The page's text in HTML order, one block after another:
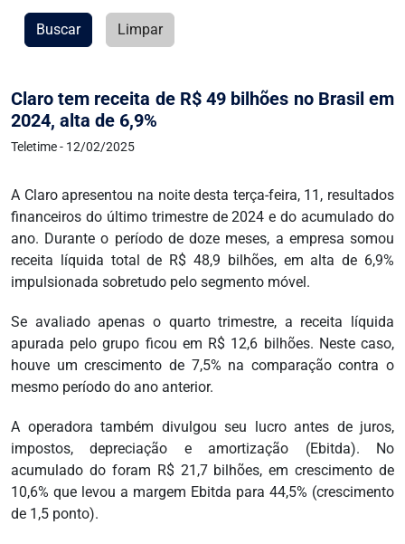
Claro tem receita de R$ 49 bilhões no Brasil em
2024, alta de 6,9%
Teletime - 12/02/2025
A Claro apresentou na noite desta terça-feira, 11, resultados
financeiros do último trimestre de 2024 e do acumulado do
ano. Durante o período de doze meses, a empresa somou
receita líquida total de R$ 48,9 bilhões, em alta de 6,9%
impulsionada sobretudo pelo segmento móvel.
Se avaliado apenas o quarto trimestre, a receita líquida
apurada pelo grupo ficou em R$ 12,6 bilhões. Neste caso,
houve um crescimento de 7,5% na comparação contra o
mesmo período do ano anterior.
A operadora também divulgou seu lucro antes de juros,
impostos, depreciação e amortização (Ebitda). No
acumulado do foram R$ 21,7 bilhões, em crescimento de
10,6% que levou a margem Ebitda para 44,5% (crescimento
de 1,5 ponto).
Buscar Limpar